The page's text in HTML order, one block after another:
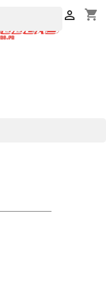
shopping_cart
